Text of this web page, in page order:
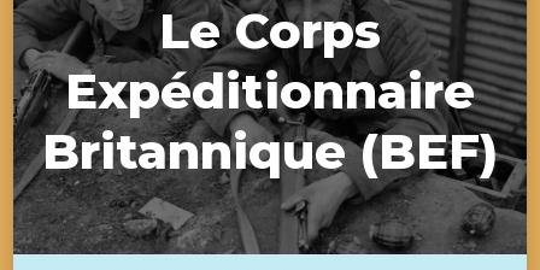
Le Corps
Expéditionnaire
Britannique (BEF)